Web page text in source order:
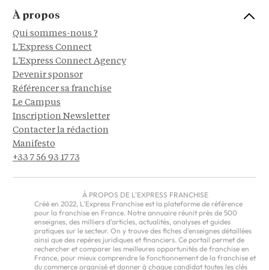
À propos
Qui sommes-nous ?
L'Express Connect
L'Express Connect Agency
Devenir sponsor
Référencer sa franchise
Le Campus
Inscription Newsletter
Contacter la rédaction
Manifesto
+33 7 56 93 17 73
À PROPOS DE L'EXPRESS FRANCHISE
Créé en 2022, L'Express Franchise est la plateforme de référence
pour la franchise en France. Notre annuaire réunit près de 500
enseignes, des milliers d'articles, actualités, analyses et guides
pratiques sur le secteur. On y trouve des fiches d'enseignes détaillées
ainsi que des repères juridiques et financiers. Ce portail permet de
rechercher et comparer les meilleures opportunités de franchise en
France, pour mieux comprendre le fonctionnement de la franchise et
du commerce organisé et donner à chaque candidat toutes les clés